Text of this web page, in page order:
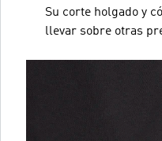
Su corte holgado y
llevar sobre otras